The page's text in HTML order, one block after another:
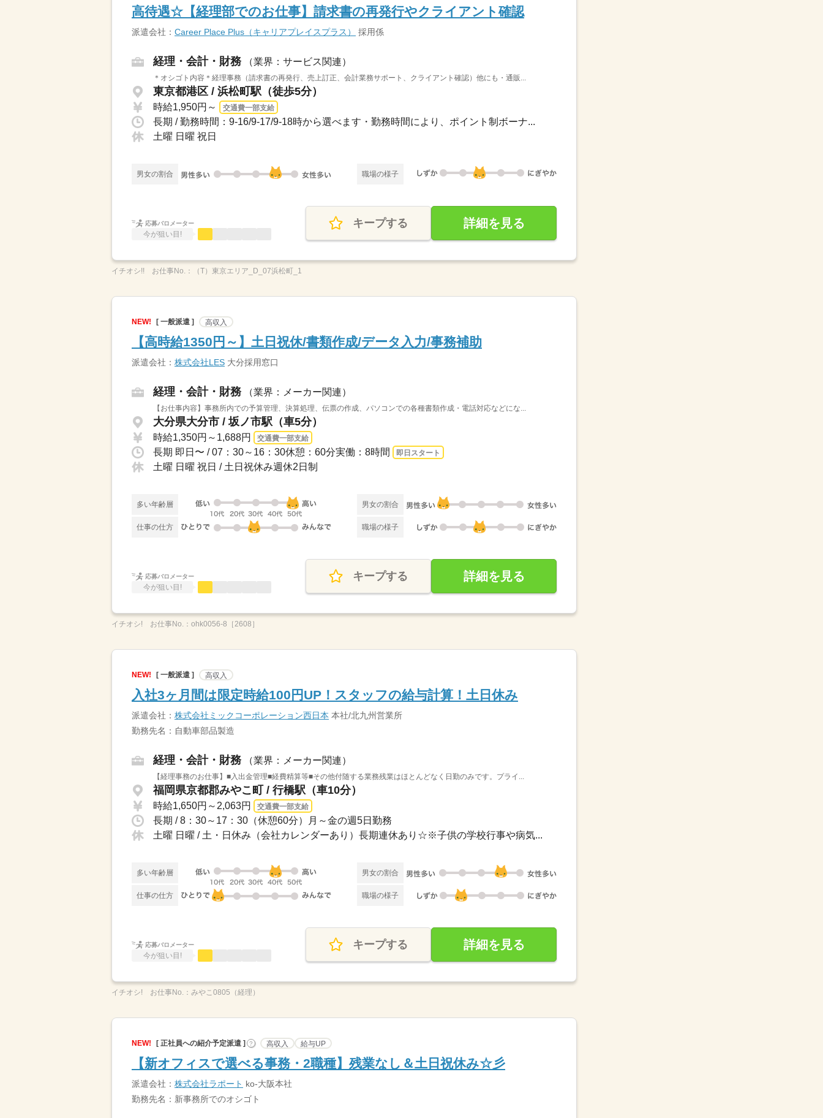
高待遇☆【経理部でのお仕事】請求書の再発行やクライアント確認
派遣会社： Career Place Plus（キャリアプレイスプラス） 採用係
経理・会計・財務 （業界：サービス関連）
＊オシゴト内容＊経理事務（請求書の再発行、売上訂正、会計業務サポート、クライアント確認）他にも・通販...
東京都港区 / 浜松町駅（徒歩5分）
時給1,950円～ 交通費一部支給
長期 / 勤務時間：9-16/9-17/9-18時から選べます・勤務時間により、ポイント制ボーナ...
土曜 日曜 祝日
男女の割合 職場の様子
応募バロメーター
今が狙い目!
キープする 詳細を見る
イチオシ!! お仕事No.： （T）東京エリア_D_07浜松町_1
NEW! [ 一般派遣 ] 高収入
【高時給1350円～】土日祝休/書類作成/データ入力/事務補助
派遣会社： 株式会社LES 大分採用窓口
経理・会計・財務 （業界：メーカー関連）
【お仕事内容】事務所内での予算管理、決算処理、伝票の作成、パソコンでの各種書類作成・電話対応などにな...
大分県大分市 / 坂ノ市駅（車5分）
時給1,350円～1,688円 交通費一部支給
長期 即日〜 / 07：30～16：30休憩：60分実働：8時間 即日スタート
土曜 日曜 祝日 / 土日祝休み週休2日制
多い年齢層 男女の割合
仕事の仕方 職場の様子
応募バロメーター
今が狙い目!
キープする 詳細を見る
イチオシ! お仕事No.： ohk0056-8［2608］
NEW! [ 一般派遣 ] 高収入
入社3ヶ月間は限定時給100円UP！スタッフの給与計算！土日休み
派遣会社： 株式会社ミックコーポレーション西日本 本社/北九州営業所
勤務先名：自動車部品製造
経理・会計・財務 （業界：メーカー関連）
【経理事務のお仕事】■入出金管理■経費精算等■その他付随する業務残業はほとんどなく日勤のみです。プライ...
福岡県京都郡みやこ町 / 行橋駅（車10分）
時給1,650円～2,063円 交通費一部支給
長期 / 8：30～17：30（休憩60分）月～金の週5日勤務
土曜 日曜 / 土・日休み（会社カレンダーあり）長期連休あり☆※子供の学校行事や病気...
多い年齢層 男女の割合
仕事の仕方 職場の様子
応募バロメーター
今が狙い目!
キープする 詳細を見る
イチオシ! お仕事No.： みやこ0805（経理）
NEW! [ 正社員への紹介予定派遣 ] ? 高収入 給与UP
【新オフィスで選べる事務・2職種】残業なし＆土日祝休み☆彡
派遣会社： 株式会社ラポート ko-大阪本社
勤務先名：新事務所でのオシゴト